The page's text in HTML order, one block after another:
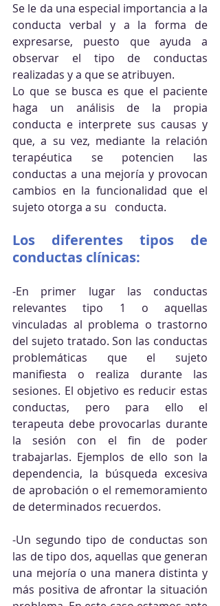
Se le da una especial importancia a la
conducta verbal y a la forma de
expresarse, puesto que ayuda a
observar el tipo de conductas
realizadas y a que se atribuyen.
Lo que se busca es que el paciente
haga un análisis de la propia
conducta e interprete sus causas y
que, a su vez, mediante la relación
terapéutica se potencien las
conductas a una mejoría y provocan
cambios en la funcionalidad que el
sujeto otorga a su   conducta.
Los diferentes tipos de
conductas clínicas:
-En primer lugar las conductas
relevantes tipo 1 o aquellas
vinculadas al problema o trastorno
del sujeto tratado. Son las conductas
problemáticas que el sujeto
manifiesta o realiza durante las
sesiones. El objetivo es reducir estas
conductas, pero para ello el
terapeuta debe provocarlas durante
la sesión con el fin de poder
trabajarlas. Ejemplos de ello son la
dependencia, la búsqueda excesiva
de aprobación o el rememoramiento
de determinados recuerdos.
-Un segundo tipo de conductas son
las de tipo dos, aquellas que generan
una mejoría o una manera distinta y
más positiva de afrontar la situación